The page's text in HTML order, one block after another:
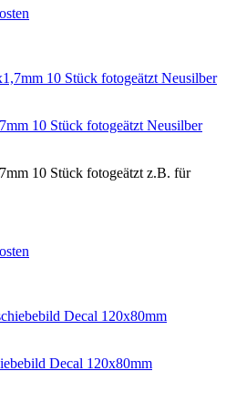
10 Stück fotogeätzt Neusilber
10 Stück fotogeätzt z.B. für
Decal 120x80mm